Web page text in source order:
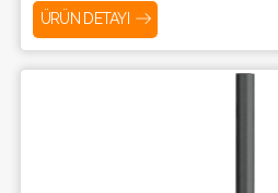
ÜRÜN DETAYI